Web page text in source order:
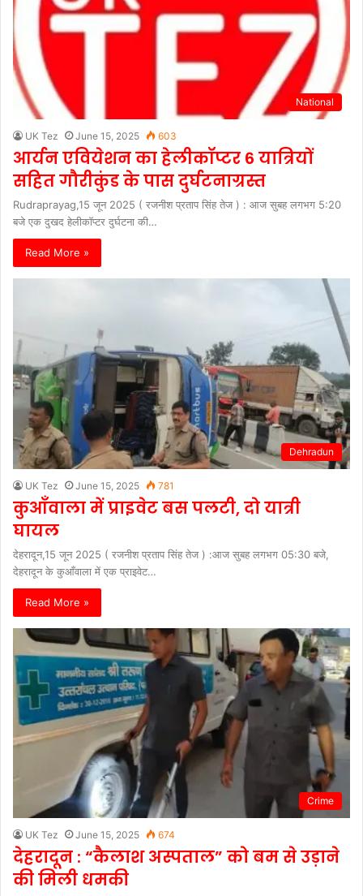
National
UK Tez June 15, 2025 603
आर्यन एवियेशन का हेलीकॉप्टर 6 यात्रियों
सहित गौरीकुंड के पास दुर्घटनाग्रस्त
Rudraprayag,15 जून 2025 ( रजनीश प्रताप सिंह तेज ) : आज सुबह लगभग 5:20
बजे एक दुखद हेलीकॉप्टर दुर्घटना की…
Read More »
Dehradun
UK Tez June 15, 2025 781
कुआँवाला में प्राइवेट बस पलटी, दो यात्री
घायल
देहरादून,15 जून 2025 ( रजनीश प्रताप सिंह तेज ) :आज सुबह लगभग 05:30 बजे,
देहरादून के कुआँवाला में एक प्राइवेट…
Read More »
Crime
UK Tez June 15, 2025 674
देहरादून : “कैलाश अस्पताल” को बम से उड़ाने
की मिली धमकी